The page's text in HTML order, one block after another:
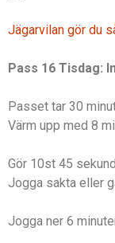
Jägarvilan gör du
Pass 16 Tisdag:
Passet tar 30
Värm upp med 8
Gör 10st 45
Jogga sakta eller
Jogga ner 6